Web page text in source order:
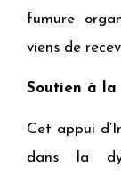
fumure
viens de
Soutien à la
Cet appui
dans la